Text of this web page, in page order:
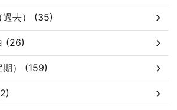
過去） (35)
(26)
期） (159)